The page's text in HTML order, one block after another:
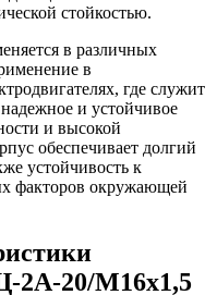
стойкостью.
в различных
в
где служит
и устойчивое
и высокой
обеспечивает долгий
устойчивость к
факторов окружающей
2А-20/М16х1,5